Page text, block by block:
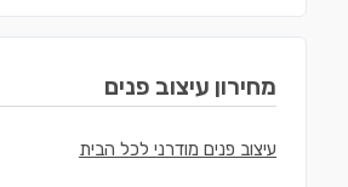
מחירון עיצוב פנים
עיצוב פנים מודרני לכל הבית